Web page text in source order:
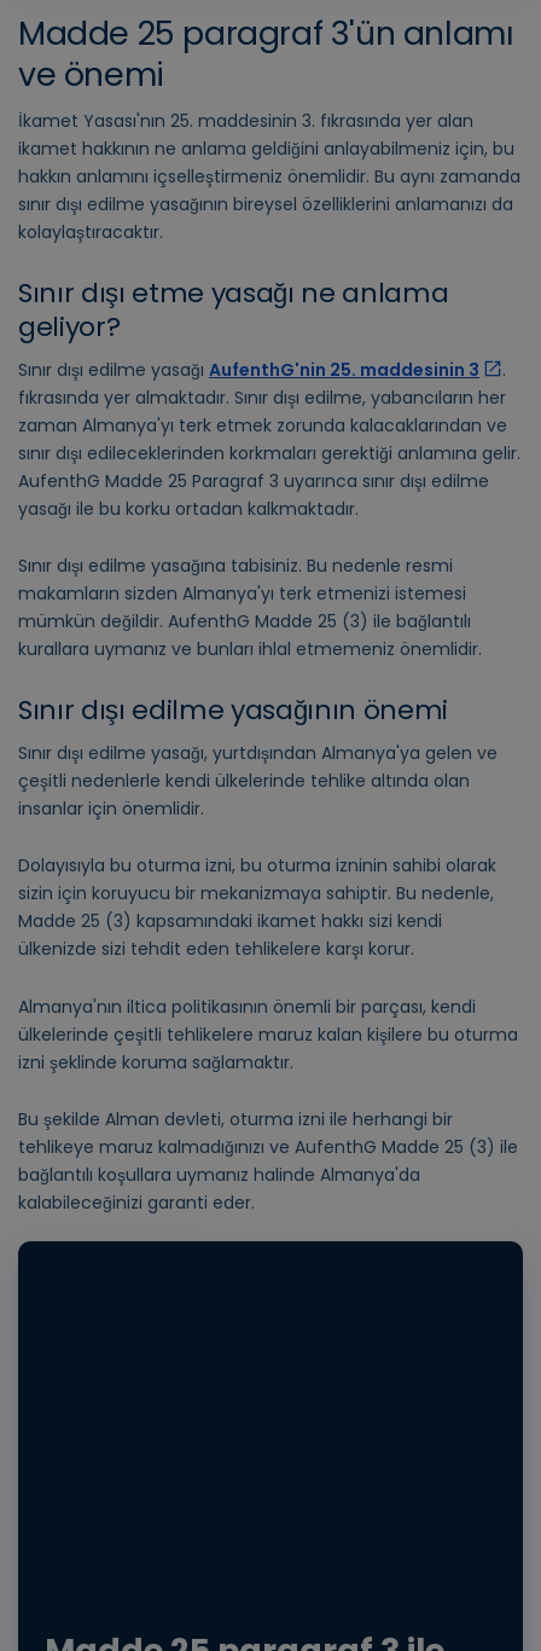
Madde 25 paragraf 3'ün anlamı
ve önemi
İkamet Yasası'nın 25. maddesinin 3. fıkrasında yer alan
ikamet hakkının ne anlama geldiğini anlayabilmeniz için, bu
hakkın anlamını içselleştirmeniz önemlidir. Bu aynı zamanda
sınır dışı edilme yasağının bireysel özelliklerini anlamanızı da
kolaylaştıracaktır.
Sınır dışı etme yasağı ne anlama
geliyor?
Sınır dışı edilme yasağı AufenthG'nin 25. maddesinin 3
.
fıkrasında yer almaktadır. Sınır dışı edilme, yabancıların her
zaman Almanya'yı terk etmek zorunda kalacaklarından ve
sınır dışı edileceklerinden korkmaları gerektiği anlamına gelir.
AufenthG Madde 25 Paragraf 3 uyarınca sınır dışı edilme
yasağı ile bu korku ortadan kalkmaktadır.
Sınır dışı edilme yasağına tabisiniz. Bu nedenle resmi
makamların sizden Almanya'yı terk etmenizi istemesi
mümkün değildir. AufenthG Madde 25 (3) ile bağlantılı
kurallara uymanız ve bunları ihlal etmemeniz önemlidir.
Sınır dışı edilme yasağının önemi
Sınır dışı edilme yasağı, yurtdışından Almanya'ya gelen ve
çeşitli nedenlerle kendi ülkelerinde tehlike altında olan
insanlar için önemlidir.
Dolayısıyla bu oturma izni, bu oturma izninin sahibi olarak
sizin için koruyucu bir mekanizmaya sahiptir. Bu nedenle,
Madde 25 (3) kapsamındaki ikamet hakkı sizi kendi
ülkenizde sizi tehdit eden tehlikelere karşı korur.
Almanya'nın iltica politikasının önemli bir parçası, kendi
ülkelerinde çeşitli tehlikelere maruz kalan kişilere bu oturma
izni şeklinde koruma sağlamaktır.
Bu şekilde Alman devleti, oturma izni ile herhangi bir
tehlikeye maruz kalmadığınızı ve AufenthG Madde 25 (3) ile
bağlantılı koşullara uymanız halinde Almanya'da
kalabileceğinizi garanti eder.